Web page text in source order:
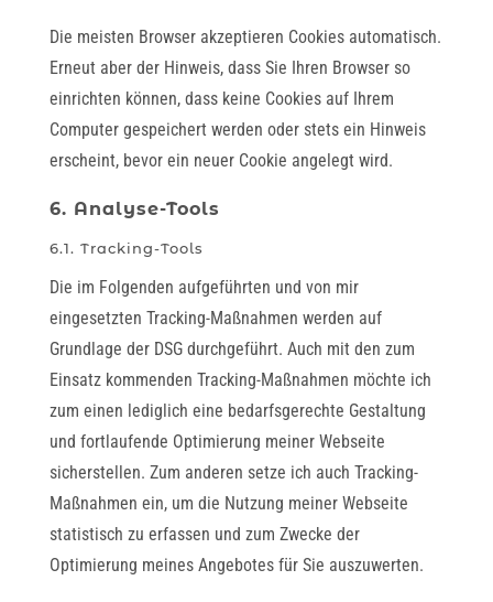
Die meisten Browser akzeptieren Cookies automatisch.
Erneut aber der Hinweis, dass Sie Ihren Browser so
einrichten können, dass keine Cookies auf Ihrem
Computer gespeichert werden oder stets ein Hinweis
erscheint, bevor ein neuer Cookie angelegt wird.
6. Analyse-Tools
6.1. Tracking-Tools
Die im Folgenden aufgeführten und von mir
eingesetzten Tracking-Maßnahmen werden auf
Grundlage der DSG durchgeführt. Auch mit den zum
Einsatz kommenden Tracking-Maßnahmen möchte ich
zum einen lediglich eine bedarfsgerechte Gestaltung
und fortlaufende Optimierung meiner Webseite
sicherstellen. Zum anderen setze ich auch Tracking-
Maßnahmen ein, um die Nutzung meiner Webseite
statistisch zu erfassen und zum Zwecke der
Optimierung meines Angebotes für Sie auszuwerten.